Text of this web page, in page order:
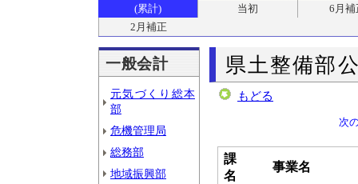
(累計) 当初
6月補
2月補正
一般会計
元気づくり総本
部
危機管理局
総務部
地域振興部
県土整備部
もどる
次
課
名
事業名